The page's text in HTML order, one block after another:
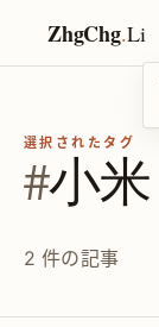
ZhgChg.Li
選択されたタグ
#小米
2 件の記事